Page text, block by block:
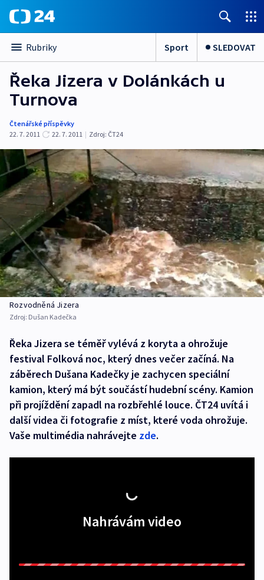
Rubriky Sport SLEDOVAT
Řeka Jizera v Dolánkách u
Turnova
Čtenářské příspěvky
22. 7. 2011
22. 7. 2011 | Zdroj: ČT24
Rozvodněná Jizera
Zdroj: Dušan Kadečka
Řeka Jizera se téměř vylévá z koryta a ohrožuje
festival Folková noc, který dnes večer začíná. Na
záběrech Dušana Kadečky je zachycen speciální
kamion, který má být součástí hudební scény. Kamion
při projíždění zapadl na rozbřehlé louce. ČT24 uvítá i
další videa či fotografie z míst, které voda ohrožuje.
Vaše multimédia nahrávejte zde.
Nahrávám video